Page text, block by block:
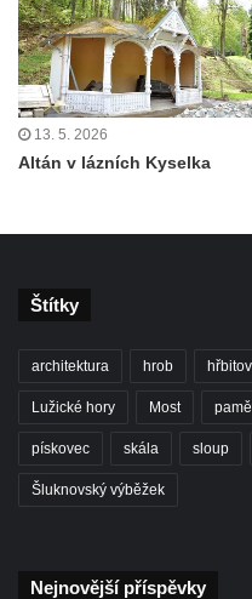
Lázeňský dům Jizera čp.
Libverda
Lázeňský dům
113 v Lázních Libverda
Dům čp. 94 na náměstí T.
Dům čp. 2 zvaný Na
Dům čp. 43 v Havlíčkově
Dvojdům čp. 92 a 93
13. 5. 2026
Altán v lázních Kyselka
Štítky
architektura hrob hřbitov
Lužické hory Most
pískovec skála sloup
Šluknovský výběžek
Nejnovější příspěvky